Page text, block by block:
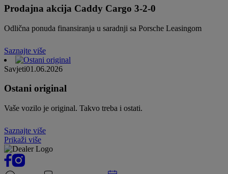
Prodajna akcija Caddy Cargo 3-2-0
Odlična ponuda finansiranja u saradnji sa Porsche Leasingom
Saznajte više
Savjeti01.06.2026
Ostani original
Vaše vozilo je original. Takvo treba i ostati.
Saznajte više
Prikaži više